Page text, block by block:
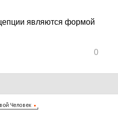
являются формой
0